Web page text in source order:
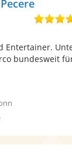
Entertainer.
bundesweit